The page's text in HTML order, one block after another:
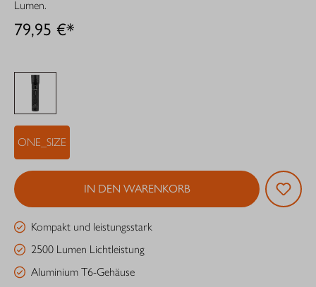
Lumen.
79,95 €*
ONE_SIZE
IN DEN WARENKORB
Kompakt und leistungsstark
2500 Lumen Lichtleistung
Aluminium T6-Gehäuse